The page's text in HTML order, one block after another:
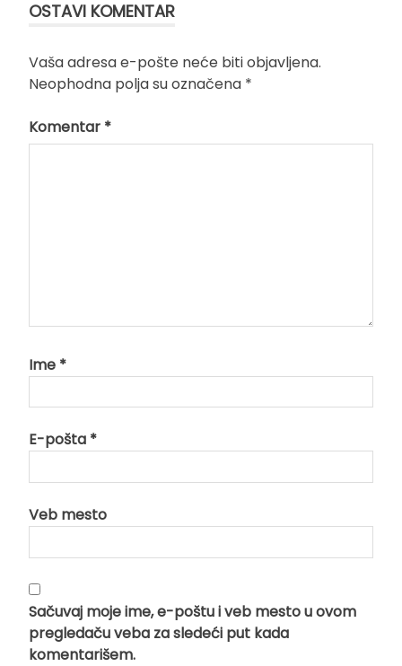
OSTAVI KOMENTAR
Vaša adresa e-pošte neće biti objavljena.
Neophodna polja su označena *
Komentar *
Ime *
E-pošta *
Veb mesto
Sačuvaj moje ime, e-poštu i veb mesto u ovom
pregledaču veba za sledeći put kada
komentarišem.